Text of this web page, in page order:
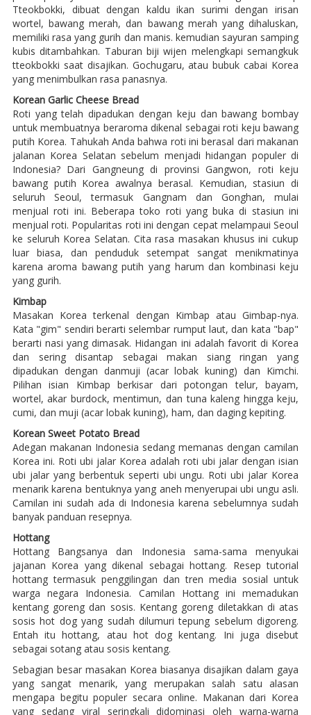
Tteokbokki, dibuat dengan kaldu ikan surimi dengan irisan
wortel, bawang merah, dan bawang merah yang dihaluskan,
memiliki rasa yang gurih dan manis. kemudian sayuran samping
kubis ditambahkan. Taburan biji wijen melengkapi semangkuk
tteokbokki saat disajikan. Gochugaru, atau bubuk cabai Korea
yang menimbulkan rasa panasnya.
Korean Garlic Cheese Bread
Roti yang telah dipadukan dengan keju dan bawang bombay
untuk membuatnya beraroma dikenal sebagai roti keju bawang
putih Korea. Tahukah Anda bahwa roti ini berasal dari makanan
jalanan Korea Selatan sebelum menjadi hidangan populer di
Indonesia? Dari Gangneung di provinsi Gangwon, roti keju
bawang putih Korea awalnya berasal. Kemudian, stasiun di
seluruh Seoul, termasuk Gangnam dan Gonghan, mulai
menjual roti ini. Beberapa toko roti yang buka di stasiun ini
menjual roti. Popularitas roti ini dengan cepat melampaui Seoul
ke seluruh Korea Selatan. Cita rasa masakan khusus ini cukup
luar biasa, dan penduduk setempat sangat menikmatinya
karena aroma bawang putih yang harum dan kombinasi keju
yang gurih.
Kimbap
Masakan Korea terkenal dengan Kimbap atau Gimbap-nya.
Kata "gim" sendiri berarti selembar rumput laut, dan kata "bap"
berarti nasi yang dimasak. Hidangan ini adalah favorit di Korea
dan sering disantap sebagai makan siang ringan yang
dipadukan dengan danmuji (acar lobak kuning) dan Kimchi.
Pilihan isian Kimbap berkisar dari potongan telur, bayam,
wortel, akar burdock, mentimun, dan tuna kaleng hingga keju,
cumi, dan muji (acar lobak kuning), ham, dan daging kepiting.
Korean Sweet Potato Bread
Adegan makanan Indonesia sedang memanas dengan camilan
Korea ini. Roti ubi jalar Korea adalah roti ubi jalar dengan isian
ubi jalar yang berbentuk seperti ubi ungu. Roti ubi jalar Korea
menarik karena bentuknya yang aneh menyerupai ubi ungu asli.
Camilan ini sudah ada di Indonesia karena sebelumnya sudah
banyak panduan resepnya.
Hottang
Hottang Bangsanya dan Indonesia sama-sama menyukai
jajanan Korea yang dikenal sebagai hottang. Resep tutorial
hottang termasuk penggilingan dan tren media sosial untuk
warga negara Indonesia. Camilan Hottang ini memadukan
kentang goreng dan sosis. Kentang goreng diletakkan di atas
sosis hot dog yang sudah dilumuri tepung sebelum digoreng.
Entah itu hottang, atau hot dog kentang. Ini juga disebut
sebagai sotang atau sosis kentang.
Sebagian besar masakan Korea biasanya disajikan dalam gaya
yang sangat menarik, yang merupakan salah satu alasan
mengapa begitu populer secara online. Makanan dari Korea
yang sedang viral seringkali didominasi oleh warna-warna